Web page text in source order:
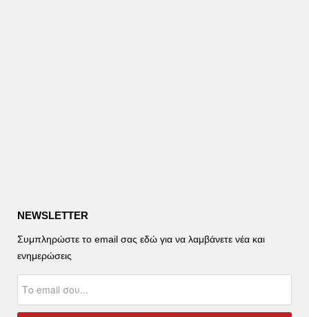
NEWSLETTER
Συμπληρώστε το email σας εδώ για να λαμβάνετε νέα και
ενημερώσεις